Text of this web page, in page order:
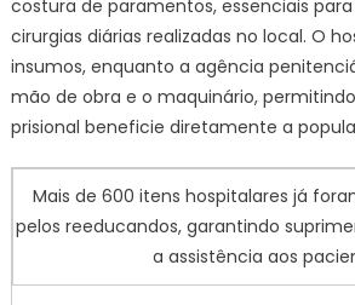
costura de paramentos, essenciais
cirurgias diárias realizadas no local. O
insumos, enquanto a agência
mão de obra e o maquinário,
prisional beneficie diretamente a
Mais de 600 itens hospitalares já
pelos reeducandos, garantindo
a assistência aos